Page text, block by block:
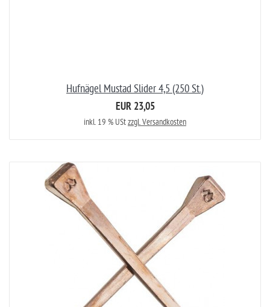
Hufnägel Mustad Slider 4,5 (250 St.)
EUR 23,05
inkl. 19 % UStzzgl. Versandkosten